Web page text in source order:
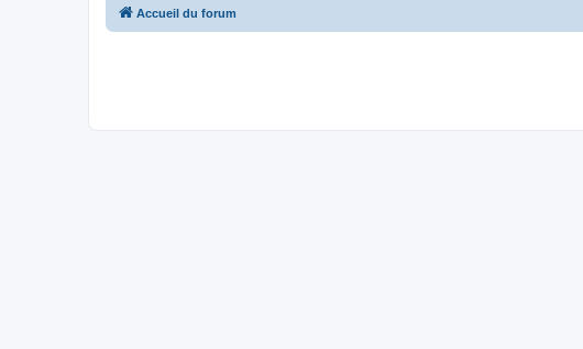
Accueil du forum